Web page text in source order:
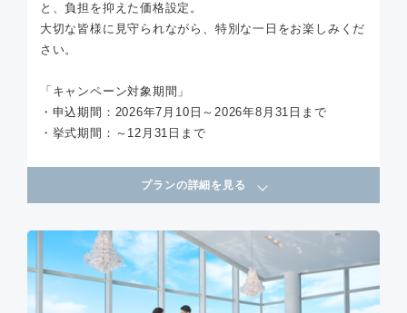
と、負担を抑えた価格設定。
大切な皆様に見守られながら、特別な一日をお楽しみくだ
さい。
「キャンペーン対象期間」
・申込期間：2026年7月10日～2026年8月31日まで
・挙式期間：～12月31日まで
プランの詳細を見る